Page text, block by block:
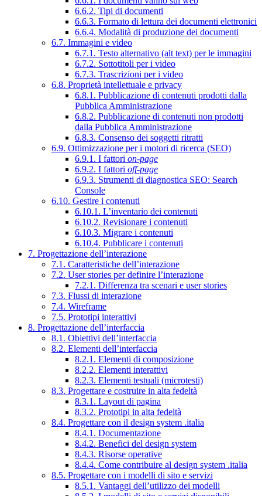
6.6.2. Tipi di documenti
6.6.3. Formato di lettura dei documenti elettronici
6.6.4. Modalità di produzione dei documenti
6.7. Immagini e video
6.7.1. Testo alternativo (alt text) per le immagini
6.7.2. Sottotitoli per i video
6.7.3. Trascrizioni per i video
6.8. Proprietà intellettuale e privacy
6.8.1. Pubblicazione di contenuti prodotti dalla
Pubblica Amministrazione
6.8.2. Pubblicazione di contenuti non prodotti
dalla Pubblica Amministrazione
6.8.3. Consenso dei soggetti ritratti
6.9. Ottimizzazione per i motori di ricerca (SEO)
6.9.1. I fattori on-page
6.9.2. I fattori off-page
6.9.3. Strumenti di diagnostica SEO: Search
Console
6.10. Gestire i contenuti
6.10.1. L’inventario dei contenuti
6.10.2. Revisionare i contenuti
6.10.3. Migrare i contenuti
6.10.4. Pubblicare i contenuti
7. Progettazione dell’interazione
7.1. Caratteristiche dell’interazione
7.2. User stories per definire l’interazione
7.2.1. Differenza tra scenari e user stories
7.3. Flussi di interazione
7.4. Wireframe
7.5. Prototipi interattivi
8. Progettazione dell’interfaccia
8.1. Obiettivi dell’interfaccia
8.2. Elementi dell’interfaccia
8.2.1. Elementi di composizione
8.2.2. Elementi interattivi
8.2.3. Elementi testuali (microtesti)
8.3. Progettare e costruire in alta fedeltà
8.3.1. Layout di pagina
8.3.2. Prototipi in alta fedeltà
8.4. Progettare con il design system .italia
8.4.1. Documentazione
8.4.2. Benefici del design system
8.4.3. Risorse operative
8.4.4. Come contribuire al design system .italia
8.5. Progettare con i modelli di sito e servizi
8.5.1. Vantaggi dell’utilizzo dei modelli